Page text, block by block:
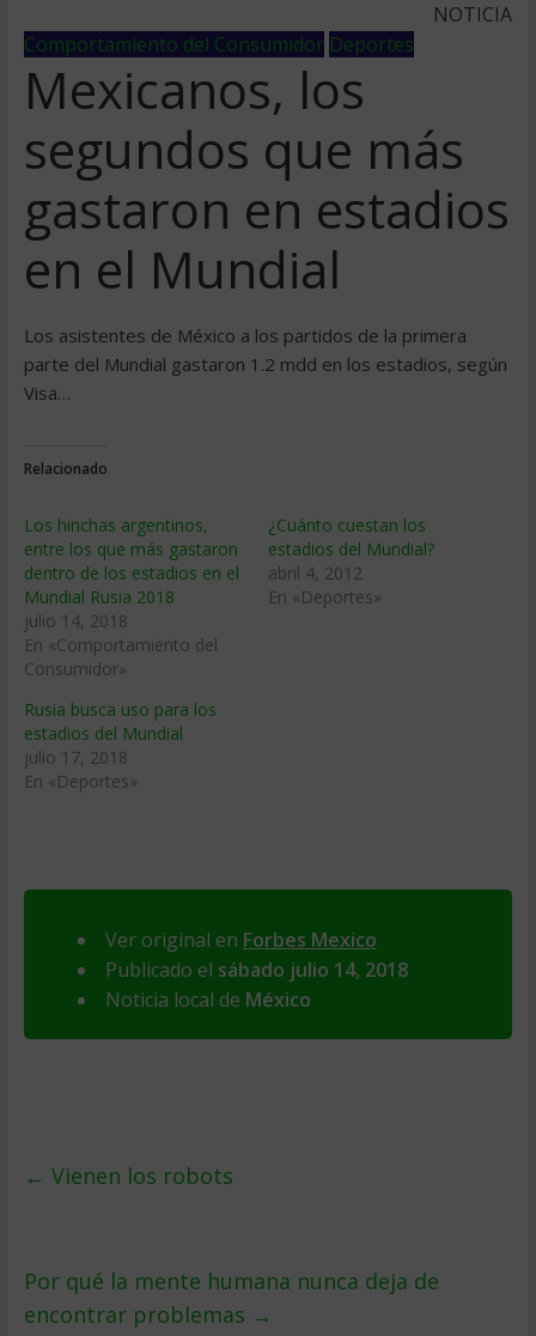
NOTICIA
Comportamiento del Consumidor Deportes
Mexicanos, los
segundos que más
gastaron en estadios
en el Mundial
Los asistentes de México a los partidos de la primera
parte del Mundial gastaron 1.2 mdd en los estadios, según
Visa…
Relacionado
Los hinchas argentinos,
entre los que más gastaron
dentro de los estadios en el
Mundial Rusia 2018
julio 14, 2018
En «Comportamiento del
Consumidor»
¿Cuánto cuestan los
estadios del Mundial?
abril 4, 2012
En «Deportes»
Rusia busca uso para los
estadios del Mundial
julio 17, 2018
En «Deportes»
Ver original en Forbes Mexico
Publicado el sábado julio 14, 2018
Noticia local de México
← Vienen los robots
Por qué la mente humana nunca deja de
encontrar problemas →